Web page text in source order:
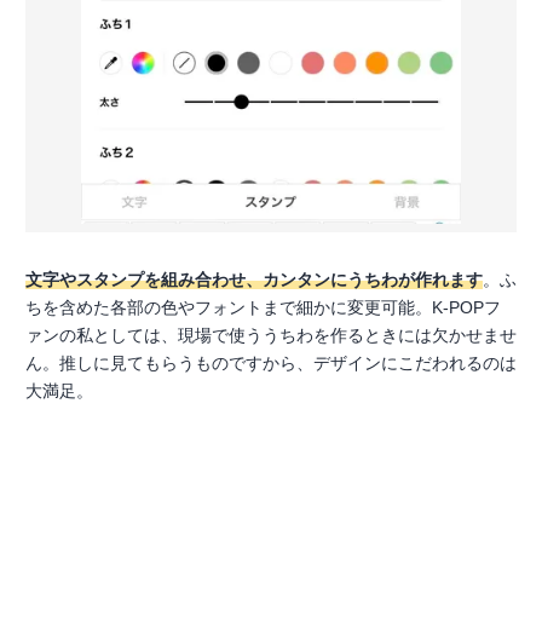
文字やスタンプを組み合わせ、カンタンにうちわが作れます。ふ
ちを含めた各部の色やフォントまで細かに変更可能。K-POPフ
ァンの私としては、現場で使ううちわを作るときには欠かせませ
ん。推しに見てもらうものですから、デザインにこだわれるのは
大満足。